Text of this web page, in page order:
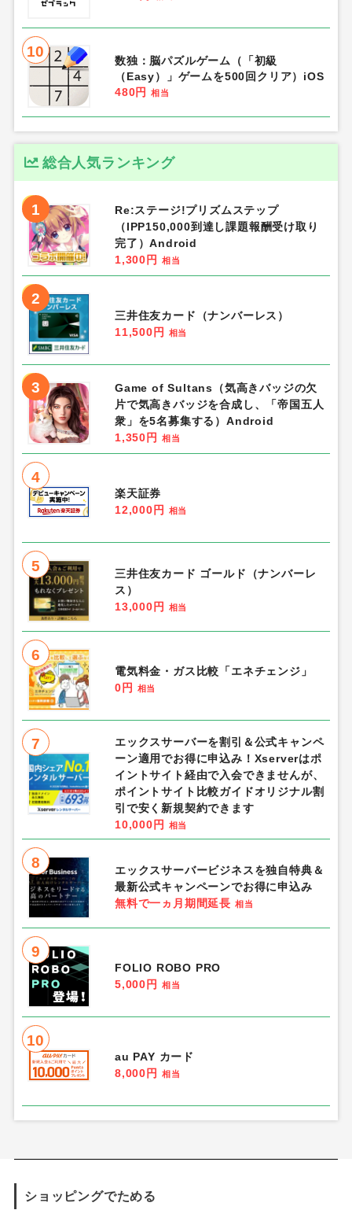
10
数独：脳パズルゲーム（「初級
（Easy）」ゲームを500回クリア）iOS
480円
相当
総合人気ランキング
1
Re:ステージ!プリズムステップ
（IPP150,000到達し課題報酬受け取り
完了）Android
1,300円
相当
2
三井住友カード（ナンバーレス）
11,500円
相当
3
Game of Sultans（気高きバッジの欠
片で気高きバッジを合成し、「帝国五人
衆」を5名募集する）Android
1,350円
相当
4
楽天証券
12,000円
相当
5
三井住友カード ゴールド（ナンバーレ
ス）
13,000円
相当
6
電気料金・ガス比較「エネチェンジ」
0円
相当
7
エックスサーバーを割引＆公式キャンペ
ーン適用でお得に申込み！Xserverはポ
イントサイト経由で入会できませんが、
ポイントサイト比較ガイドオリジナル割
引で安く新規契約できます
10,000円
相当
8
エックスサーバービジネスを独自特典＆
最新公式キャンペーンでお得に申込み
無料で一ヵ月期間延長 相当
9
FOLIO ROBO PRO
5,000円
相当
10
au PAY カード
8,000円
相当
ショッピングでためる